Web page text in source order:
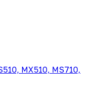
MX510, MS710,